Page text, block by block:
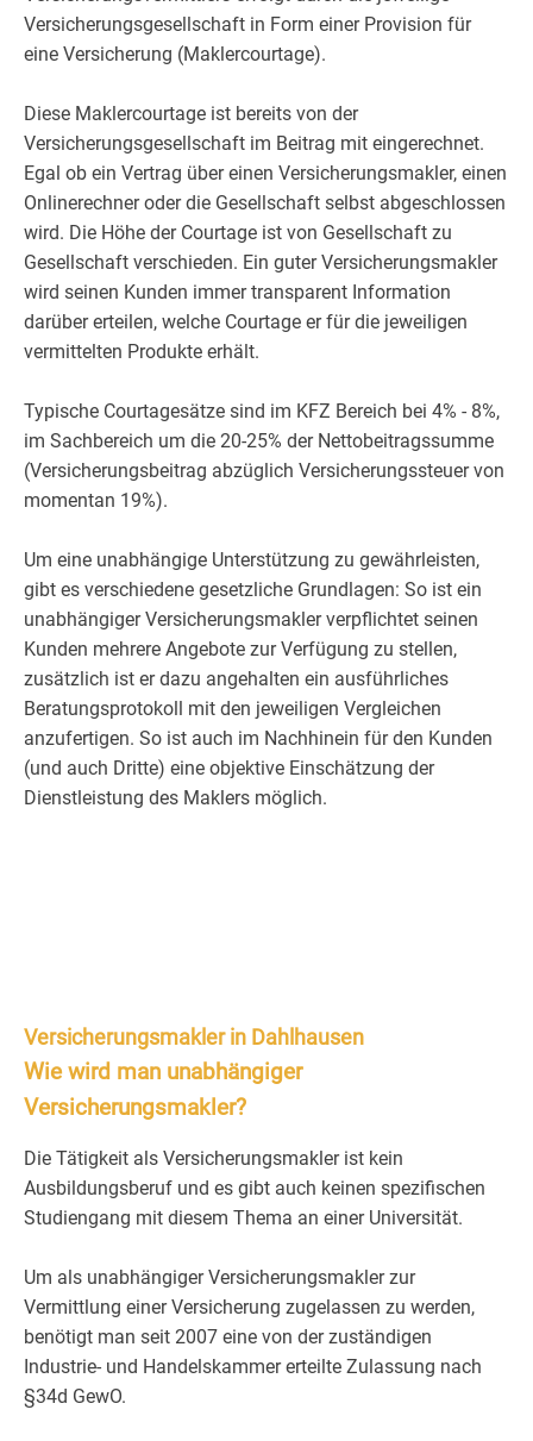
Versicherungsgesellschaft in Form einer Provision für
eine Versicherung (Maklercourtage).
Diese Maklercourtage ist bereits von der
Versicherungsgesellschaft im Beitrag mit eingerechnet.
Egal ob ein Vertrag über einen Versicherungsmakler, einen
Onlinerechner oder die Gesellschaft selbst abgeschlossen
wird. Die Höhe der Courtage ist von Gesellschaft zu
Gesellschaft verschieden. Ein guter Versicherungsmakler
wird seinen Kunden immer transparent Information
darüber erteilen, welche Courtage er für die jeweiligen
vermittelten Produkte erhält.
Typische Courtagesätze sind im KFZ Bereich bei 4% - 8%,
im Sachbereich um die 20-25% der Nettobeitragssumme
(Versicherungsbeitrag abzüglich Versicherungssteuer von
momentan 19%).
Um eine unabhängige Unterstützung zu gewährleisten,
gibt es verschiedene gesetzliche Grundlagen: So ist ein
unabhängiger Versicherungsmakler verpflichtet seinen
Kunden mehrere Angebote zur Verfügung zu stellen,
zusätzlich ist er dazu angehalten ein ausführliches
Beratungsprotokoll mit den jeweiligen Vergleichen
anzufertigen. So ist auch im Nachhinein für den Kunden
(und auch Dritte) eine objektive Einschätzung der
Dienstleistung des Maklers möglich.
Versicherungsmakler in Dahlhausen
Wie wird man unabhängiger
Versicherungsmakler?
Die Tätigkeit als Versicherungsmakler ist kein
Ausbildungsberuf und es gibt auch keinen spezifischen
Studiengang mit diesem Thema an einer Universität.
Um als unabhängiger Versicherungsmakler zur
Vermittlung einer Versicherung zugelassen zu werden,
benötigt man seit 2007 eine von der zuständigen
Industrie- und Handelskammer erteilte Zulassung nach
§34d GewO.